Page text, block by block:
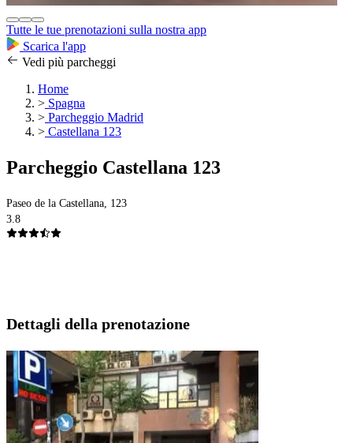
Tutte le tue prenotazioni sulla nostra app
Scarica l'app
Vedi più parcheggi
Home
> Spagna
> Parcheggio Madrid
> Castellana 123
Parcheggio Castellana 123
Paseo de la Castellana, 123
3.8
Dettagli della prenotazione